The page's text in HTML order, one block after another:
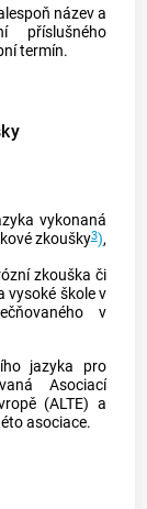
název a
příslušného
termín.
vykonaná
zkoušky3),
zkouška či
vysoké škole v
v
jazyka pro
Asociací
(ALTE) a
asociace.